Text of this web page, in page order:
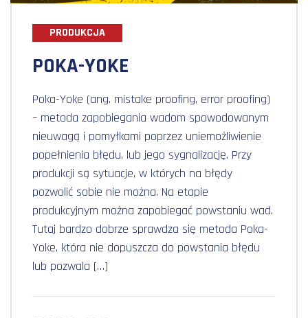
PRODUKCJA
POKA-YOKE
Poka-Yoke (ang. mistake proofing, error proofing)
– metoda zapobiegania wadom spowodowanym
nieuwagą i pomyłkami poprzez uniemożliwienie
popełnienia błędu, lub jego sygnalizację. Przy
produkcji są sytuacje, w których na błędy
pozwolić sobie nie można. Na etapie
produkcyjnym można zapobiegać powstaniu wad.
Tutaj bardzo dobrze sprawdza się metoda Poka-
Yoke, która nie dopuszcza do powstania błędu
lub pozwala […]